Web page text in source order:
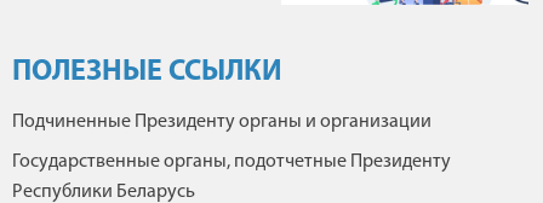
ПОЛЕЗНЫЕ ССЫЛКИ
Подчиненные Президенту органы и организации
Государственные органы, подотчетные Президенту
Республики Беларусь